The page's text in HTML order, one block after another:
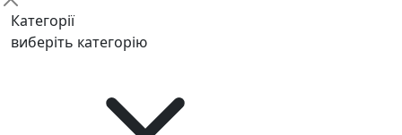
Категорії
виберіть категорію